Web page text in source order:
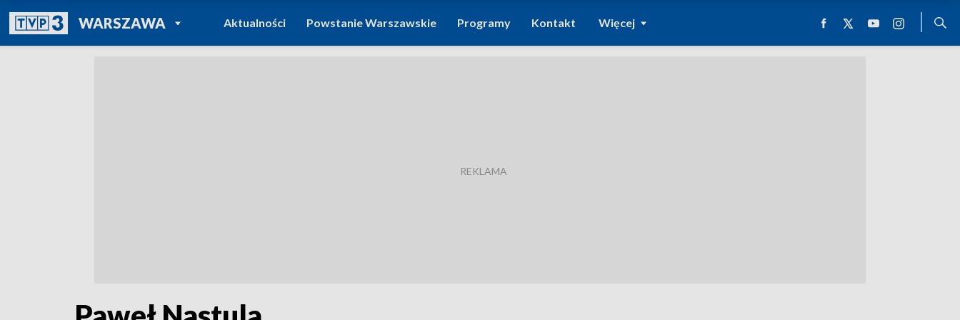
WARSZAWAPOWRÓT DO
TVP REGIONY
Aktualności Powstanie Warszawskie Programy Kontakt Więcej